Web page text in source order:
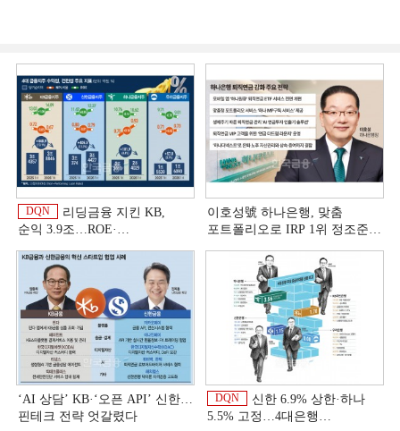
DQN
리딩금융 지킨 KB,
순익 3.9조…ROE·
상반기 금융 리그테이블]
이호성號 하나은행, 맞춤
포트폴리오로 IRP 1위 정조준
‘AI 상담’ KB·‘오픈 API’ 신한…
핀테크 전략 엇갈렸다
DQN
신한 6.9% 상한·하나
5.5% 고정…4대은행